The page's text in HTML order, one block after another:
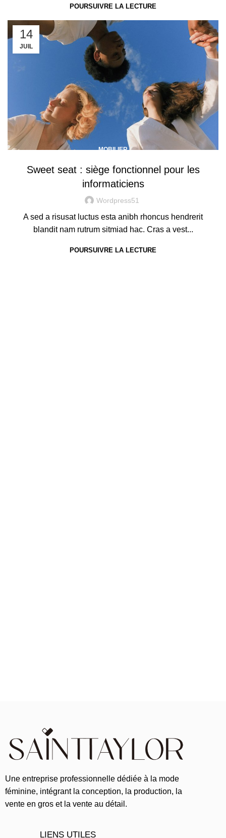
POURSUIVRE LA LECTURE
14
JUIL
MOBILIER
Sweet seat : siège fonctionnel pour les
informaticiens
Wordpress51
A sed a risusat luctus esta anibh rhoncus hendrerit
blandit nam rutrum sitmiad hac. Cras a vest...
POURSUIVRE LA LECTURE
Une entreprise professionnelle dédiée à la mode
féminine, intégrant la conception, la production, la
vente en gros et la vente au détail.
LIENS UTILES